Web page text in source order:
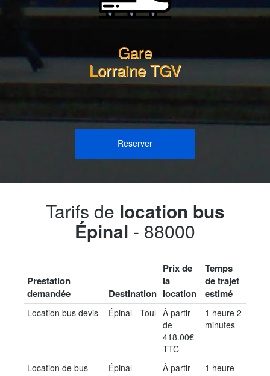
Gare
Lorraine TGV
Reserver
Tarifs de location bus
Épinal - 88000
Prestation
demandée
Destination
Prix de
la
location
Temps
de trajet
estimé
Location bus devis Épinal - Toul À partir
de
418.00€
TTC
1 heure 2
minutes
Location de bus
Épinal -
À partir
1 heure